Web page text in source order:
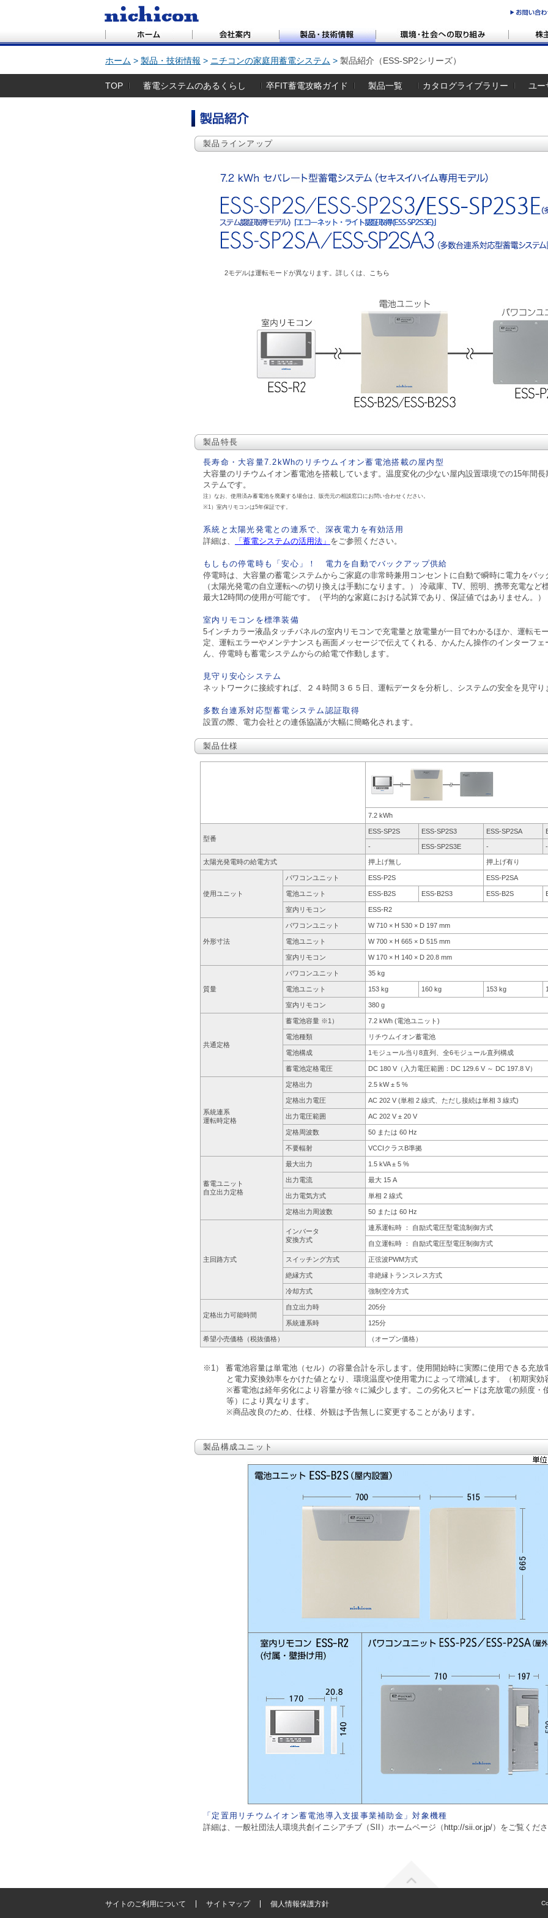
ホーム 製品・技術情報 ニチコンの家庭用蓄電システム 製品紹介（ESS-SP2シリーズ）
TOP 蓄電システムのあるくらし 卒FIT蓄電攻略ガイド 製品一覧 カタログライブラリー ユー
製品ラインアップ
2モデルは運転モードが異なります。詳しくは、 こちら
製品特長
長寿命・大容量7.2kWhのリチウムイオン蓄電池搭載の屋内型
大容量のリチウムイオン蓄電池を搭載しています。温度変化の少ない屋内設置環境での15年間長
ステムです。
注）なお、使用済み蓄電池を廃棄する場合は、販売元の相談窓口にお問い合わせください。
※1）室内リモコンは5年保証です。
系統と太陽光発電との連系で、深夜電力を有効活用
詳細は、
「蓄電システムの活用法」 をご参照ください。
もしもの停電時も「安心」！ 電力を自動でバックアップ供給
停電時は、大容量の蓄電システムからご家庭の非常時兼用コンセントに自動で瞬時に電力をバッ
（太陽光発電の自立運転への切り換えは手動になります。） 冷蔵庫、TV、照明、携帯充電など
最大12時間の使用が可能です。（平均的な家庭における試算であり、保証値ではありません。）
室内リモコンを標準装備
5インチカラー液晶タッチパネルの室内リモコンで充電量と放電量が一目でわかるほか、運転モ
定、運転エラーやメンテナンスも画面メッセージで伝えてくれる、かんたん操作のインターフェ
ん、停電時も蓄電システムからの給電で作動します。
見守り安心システム
ネットワークに接続すれば、２４時間３６５日、運転データを分析し、システムの安全を見守り
多数台連系対応型蓄電システム認証取得
設置の際、電力会社との連係協議が大幅に簡略化されます。
製品仕様
7.2 kWh
型番
ESS-SP2S ESS-SP2S3 ESS-SP2SA
- ESS-SP2S3E - -
太陽光発電時の給電方式 押上げ無し 押上げ有り
使用ユニット
パワコンユニット ESS-P2S ESS-P2SA
電池ユニット ESS-B2S ESS-B2S3 ESS-B2S
室内リモコン ESS-R2
外形寸法
パワコンユニット W 710 × H 530 × D 197 mm
電池ユニット W 700 × H 665 × D 515 mm
室内リモコン W 170 × H 140 × D 20.8 mm
質量
パワコンユニット 35 kg
電池ユニット 153 kg 160 kg 153 kg
室内リモコン 380 g
共通定格
蓄電池容量 ※1） 7.2 kWh (電池ユニット)
電池種類 リチウムイオン蓄電池
電池構成 1モジュール当り8直列、全6モジュール直列構成
蓄電池定格電圧 DC 180 V（入力電圧範囲：DC 129.6 V ～ DC 197.8 V）
系統連系
運転時定格
定格出力 2.5 kW ± 5 %
定格出力電圧 AC 202 V (単相 2 線式、ただし接続は単相 3 線式)
出力電圧範囲 AC 202 V ± 20 V
定格周波数 50 または 60 Hz
不要輻射 VCCIクラスB準拠
蓄電ユニット
自立出力定格
最大出力 1.5 kVA ± 5 %
出力電流 最大 15 A
出力電気方式 単相 2 線式
定格出力周波数 50 または 60 Hz
主回路方式
インバータ
変換方式
連系運転時 ： 自励式電圧型電流制御方式
自立運転時 ： 自励式電圧型電圧制御方式
スイッチング方式 正弦波PWM方式
絶縁方式 非絶縁トランスレス方式
冷却方式 強制空冷方式
定格出力可能時間
自立出力時 205分
系統連系時 125分
希望小売価格（税抜価格） （オープン価格）
※1） 蓄電池容量は単電池（セル）の容量合計を示します。使用開始時に実際に使用できる充放
と電力変換効率をかけた値となり、環境温度や使用電力によって増減します。（初期実効
※蓄電池は経年劣化により容量が徐々に減少します。この劣化スピードは充放電の頻度・
等）により異なります。
※商品改良のため、仕様、外観は予告無しに変更することがあります。
製品構成ユニット
「定置用リチウムイオン蓄電池導入支援事業補助金」対象機種
詳細は、一般社団法人環境共創イニシアチブ（SII）ホームページ（ http://sii.or.jp/）をご覧くださ
サイトのご利用について サイトマップ 個人情報保護方針